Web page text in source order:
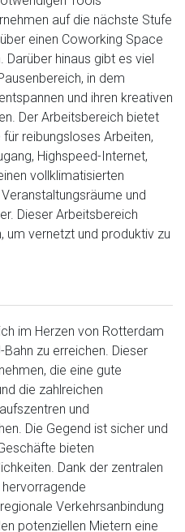
auf die nächste Stufe
einen Coworking Space
Darüber hinaus gibt es viel
in dem
und ihren kreativen
Der Arbeitsbereich bietet
reibungsloses Arbeiten,
Highspeed-Internet,
vollklimatisierten
und
Dieser Arbeitsbereich
um vernetzt und produktiv zu
im Herzen von Rotterdam
zu erreichen. Dieser
die eine gute
die zahlreichen
und
Die Gegend ist sicher und
bieten
Dank der zentralen
Verkehrsanbindung
potenziellen Mietern eine